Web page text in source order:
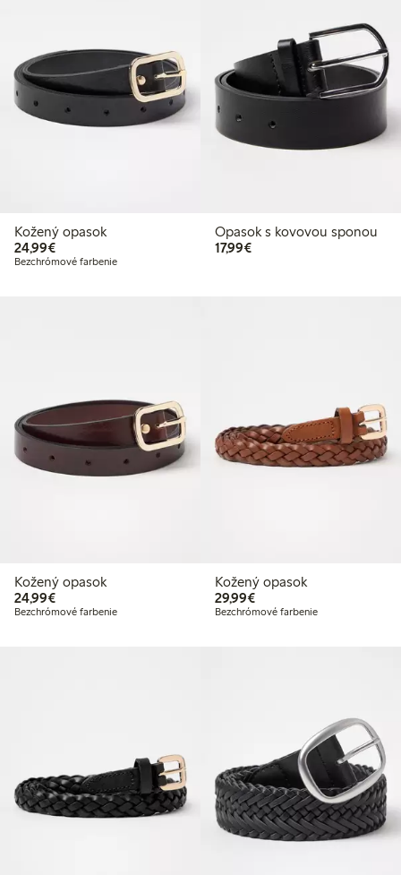
Kožený opasok
24,99€24,99 €
Bezchrómové farbenie
Opasok s kovovou sponou
17,99€17,99 €
Kožený opasok
24,99€24,99 €
Bezchrómové farbenie
Kožený opasok
29,99€29,99 €
Bezchrómové farbenie